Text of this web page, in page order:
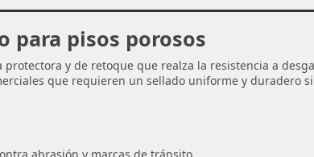
para pisos porosos
y de retoque que realza la resistencia a
que requieren un sellado uniforme y duradero